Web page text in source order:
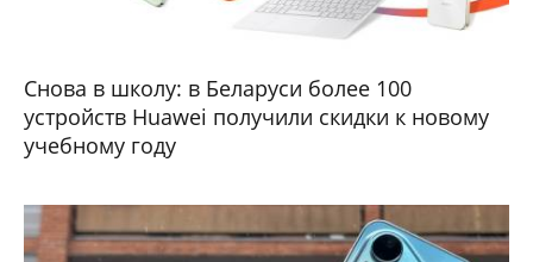
Снова в школу: в Беларуси более 100
устройств Huawei получили скидки к новому
учебному году